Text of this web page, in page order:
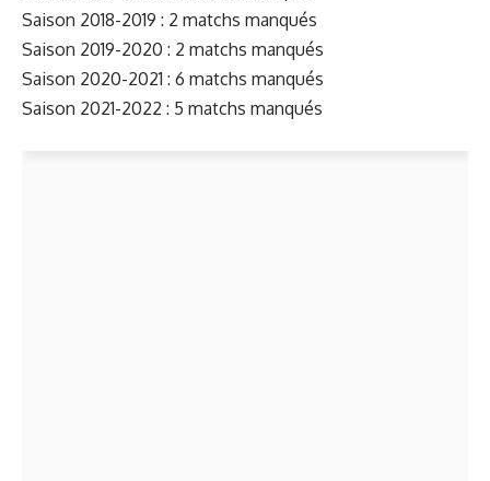
Saison 2018-2019 : 2 matchs manqués
Saison 2019-2020 : 2 matchs manqués
Saison 2020-2021 : 6 matchs manqués
Saison 2021-2022 : 5 matchs manqués